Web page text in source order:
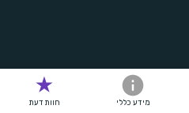
מידע כללי חוות דעת